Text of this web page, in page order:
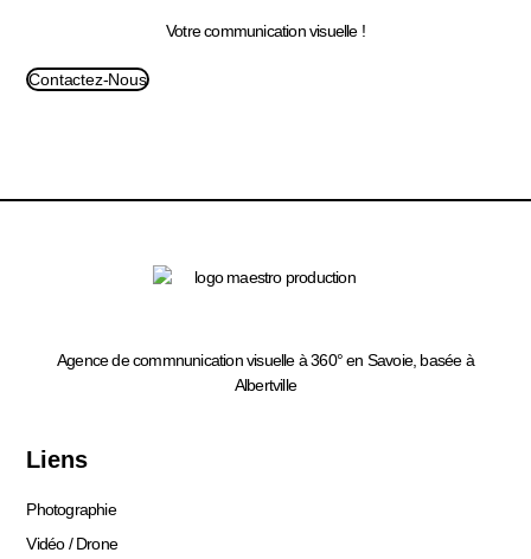
Votre communication visuelle !
Contactez-Nous
Agence de commnunication visuelle à 360° en Savoie, basée à
Albertville
Liens
Photographie
Vidéo / Drone